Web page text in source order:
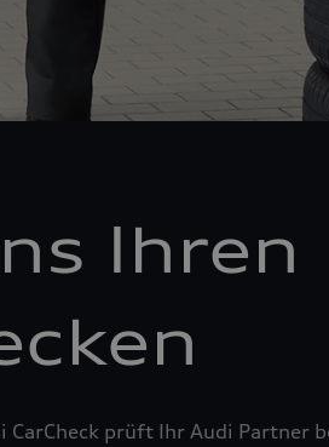
Ihren
prüft Ihr Audi Partner